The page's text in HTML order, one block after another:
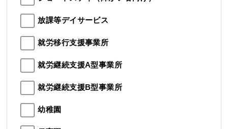
放課等デイサービス
就労移行支援事業所
就労継続支援A型事業所
就労継続支援B型事業所
幼稚園